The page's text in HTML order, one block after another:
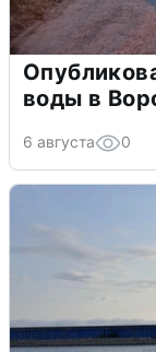
воды в
6 августа 0